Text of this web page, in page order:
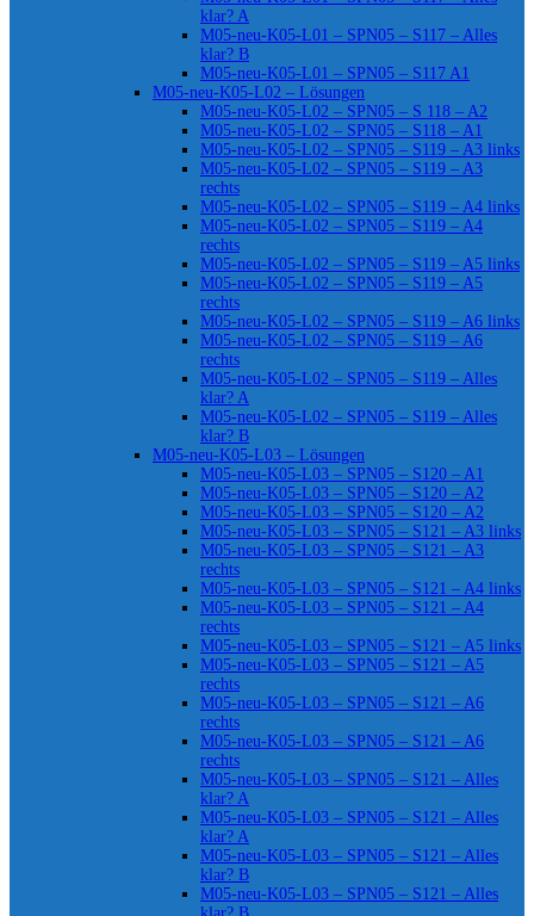
klar? A
M05-neu-K05-L01 – SPN05 – S117 – Alles
klar? B
M05-neu-K05-L01 – SPN05 – S117 A1
M05-neu-K05-L02 – Lösungen
M05-neu-K05-L02 – SPN05 – S 118 – A2
M05-neu-K05-L02 – SPN05 – S118 – A1
M05-neu-K05-L02 – SPN05 – S119 – A3 links
M05-neu-K05-L02 – SPN05 – S119 – A3
rechts
M05-neu-K05-L02 – SPN05 – S119 – A4 links
M05-neu-K05-L02 – SPN05 – S119 – A4
rechts
M05-neu-K05-L02 – SPN05 – S119 – A5 links
M05-neu-K05-L02 – SPN05 – S119 – A5
rechts
M05-neu-K05-L02 – SPN05 – S119 – A6 links
M05-neu-K05-L02 – SPN05 – S119 – A6
rechts
M05-neu-K05-L02 – SPN05 – S119 – Alles
klar? A
M05-neu-K05-L02 – SPN05 – S119 – Alles
klar? B
M05-neu-K05-L03 – Lösungen
M05-neu-K05-L03 – SPN05 – S120 – A1
M05-neu-K05-L03 – SPN05 – S120 – A2
M05-neu-K05-L03 – SPN05 – S120 – A2
M05-neu-K05-L03 – SPN05 – S121 – A3 links
M05-neu-K05-L03 – SPN05 – S121 – A3
rechts
M05-neu-K05-L03 – SPN05 – S121 – A4 links
M05-neu-K05-L03 – SPN05 – S121 – A4
rechts
M05-neu-K05-L03 – SPN05 – S121 – A5 links
M05-neu-K05-L03 – SPN05 – S121 – A5
rechts
M05-neu-K05-L03 – SPN05 – S121 – A6
rechts
M05-neu-K05-L03 – SPN05 – S121 – A6
rechts
M05-neu-K05-L03 – SPN05 – S121 – Alles
klar? A
M05-neu-K05-L03 – SPN05 – S121 – Alles
klar? A
M05-neu-K05-L03 – SPN05 – S121 – Alles
klar? B
M05-neu-K05-L03 – SPN05 – S121 – Alles